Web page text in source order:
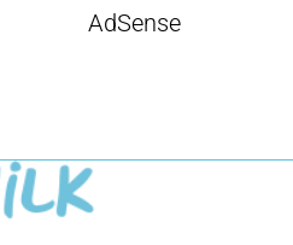
AdSense